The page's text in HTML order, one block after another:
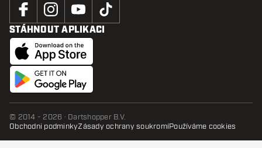
STÁHNOUT APLIKACI
© 2014 - 2026 · Dartshopper B.V.
Obchodni podminkyZásady ochrany soukromíPoužíváme cookies